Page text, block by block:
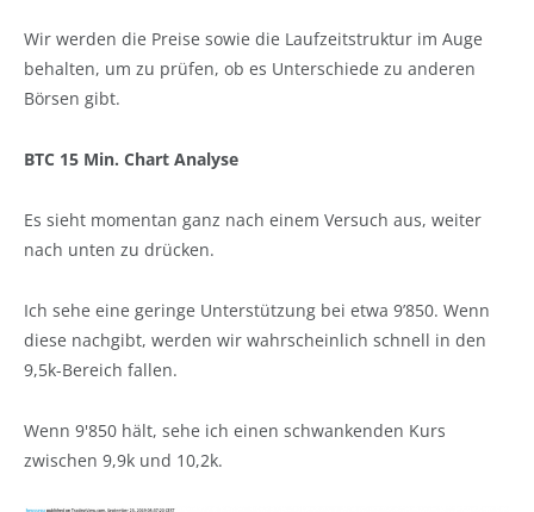
Wir werden die Preise sowie die Laufzeitstruktur im Auge
behalten, um zu prüfen, ob es Unterschiede zu anderen
Börsen gibt.
BTC 15 Min. Chart Analyse
Es sieht momentan ganz nach einem Versuch aus, weiter
nach unten zu drücken.
Ich sehe eine geringe Unterstützung bei etwa 9’850. Wenn
diese nachgibt, werden wir wahrscheinlich schnell in den
9,5k-Bereich fallen.
Wenn 9'850 hält, sehe ich einen schwankenden Kurs
zwischen 9,9k und 10,2k.